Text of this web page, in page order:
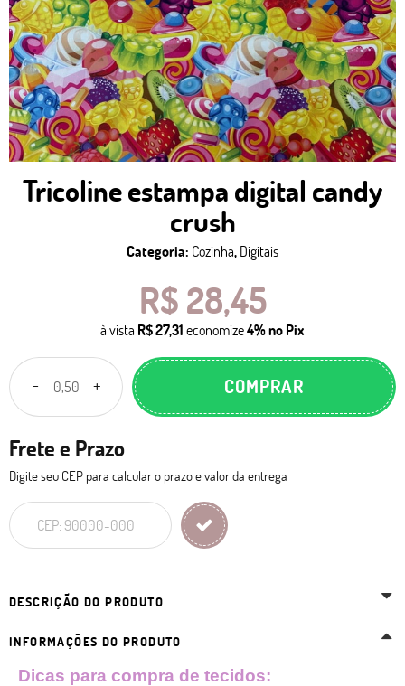
Tricoline estampa digital candy
crush
Categoria: Cozinha, Digitais
R$ 28,45
à vista R$ 27,31 economize4%no Pix
COMPRAR
Frete e Prazo
Digite seu CEP para calcular o prazo e valor da entrega
DESCRIÇÃO DO PRODUTO
INFORMAÇÕES DO PRODUTO
Dicas para compra de tecidos: